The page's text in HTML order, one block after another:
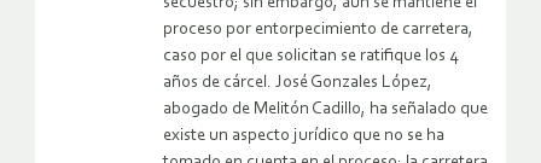
proceso por entorpecimiento de carretera,
caso por el que solicitan se ratifique los 4
años de cárcel. José Gonzales López,
abogado de Melitón Cadillo, ha señalado que
existe un aspecto jurídico que no se ha